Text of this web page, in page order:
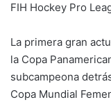
FIH Hockey Pro
La primera gran
la Copa
subcampeona
Copa Mundial